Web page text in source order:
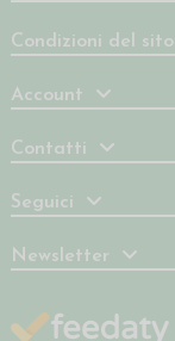
Condizioni del sito
Account
Contatti
Seguici
Newsletter